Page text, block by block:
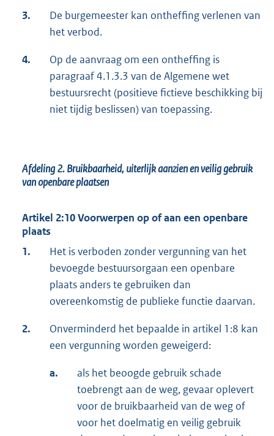
3.
De burgemeester kan ontheffing verlenen van
het verbod.
4.
Op de aanvraag om een ontheffing is
paragraaf 4.1.3.3 van de Algemene wet
bestuursrecht (positieve fictieve beschikking bij
niet tijdig beslissen) van toepassing.
Afdeling 2. Bruikbaarheid, uiterlijk aanzien en veilig gebruik
van openbare plaatsen
Artikel 2:10 Voorwerpen op of aan een openbare
plaats
1.
Het is verboden zonder vergunning van het
bevoegde bestuursorgaan een openbare
plaats anders te gebruiken dan
overeenkomstig de publieke functie daarvan.
2.
Onverminderd het bepaalde in artikel 1:8 kan
een vergunning worden geweigerd:
a.
als het beoogde gebruik schade
toebrengt aan de weg, gevaar oplevert
voor de bruikbaarheid van de weg of
voor het doelmatig en veilig gebruik